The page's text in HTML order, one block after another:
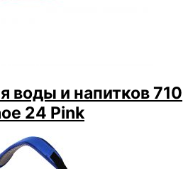
воды и напитков 710
24 Pink